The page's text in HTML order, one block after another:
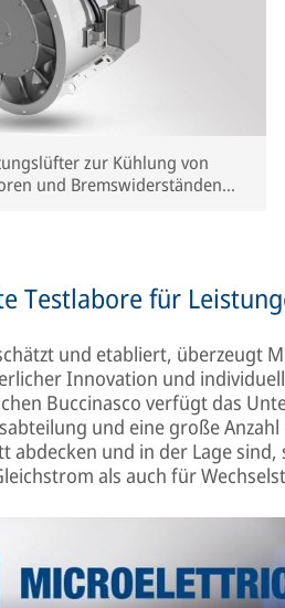
zur Kühlung von
und Bremswiderständen;
Testlabore für
und etabliert, überzeugt
Innovation und
Buccinasco verfügt das
und eine große
abdecken und in der Lage
als auch für